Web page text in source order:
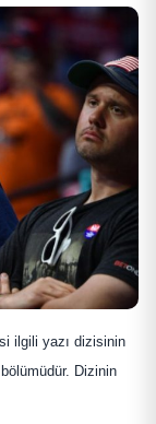
ilgili yazı dizisinin
Dizinin